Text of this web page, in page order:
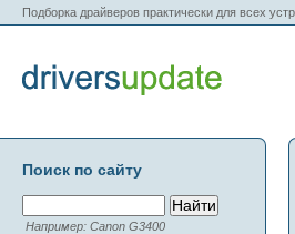
Подборка драйверов практически для всех
Поиск по сайту
Например: Canon G3400